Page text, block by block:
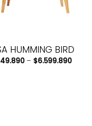
HUMMING BIRD
– $6.599.890